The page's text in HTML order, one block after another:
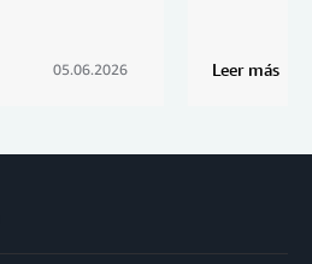
05.06.2026 Leer más